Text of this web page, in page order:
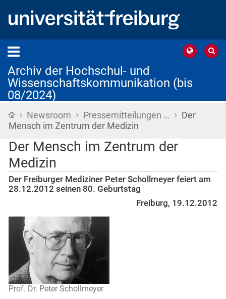
Archiv der Hochschul- und
Wissenschaftskommunikation (bis
08/2024)
Startseite
› Newsroom › Pressemitteilungen … › Der
Mensch im Zentrum der Medizin
Der Mensch im Zentrum der
Medizin
Der Freiburger Mediziner Peter Schollmeyer feiert am
28.12.2012 seinen 80. Geburtstag
Freiburg, 19.12.2012
Prof. Dr. Peter Schollmeyer